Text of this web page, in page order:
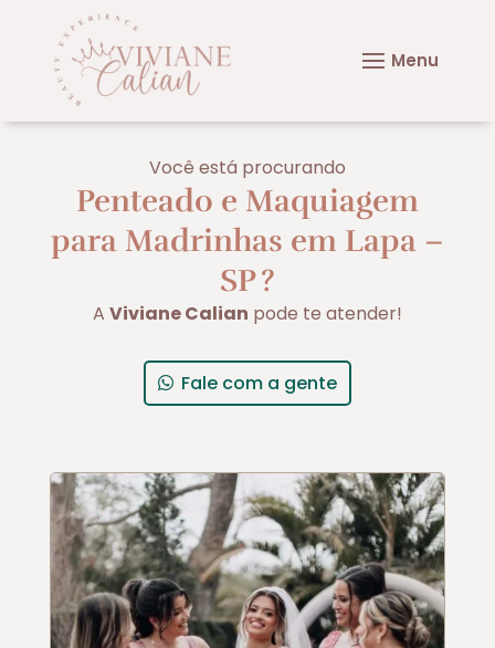
Você está procurando
Penteado e Maquiagem
para Madrinhas em Lapa –
SP?
A Viviane Calian pode te atender!
Fale com a gente